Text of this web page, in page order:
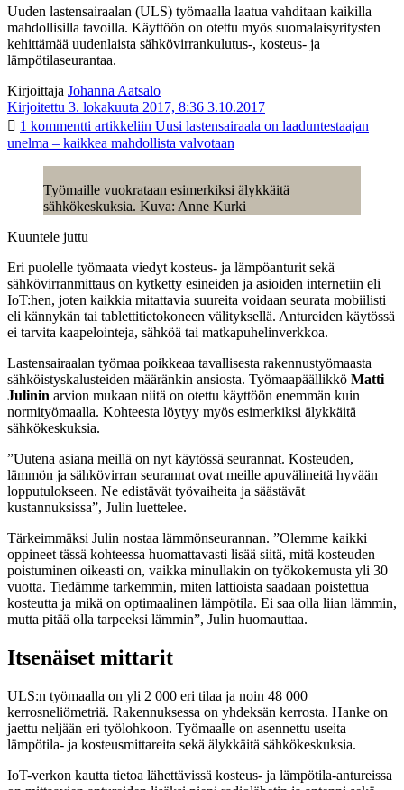
Uuden lastensairaalan (ULS) työmaalla laatua vahditaan kaikilla
mahdollisilla tavoilla. Käyttöön on otettu myös suomalaisyritysten
kehittämää uudenlaista sähkövirrankulutus-, kosteus- ja
lämpötilaseurantaa.
Kirjoittaja Johanna Aatsalo
Kirjoitettu 3. lokakuuta 2017, 8:36 3.10.2017
1 kommentti artikkeliin Uusi lastensairaala on laaduntestaajan
unelma – kaikkea mahdollista valvotaan
Työmaille vuokrataan esimerkiksi älykkäitä
sähkökeskuksia. Kuva: Anne Kurki
Kuuntele juttu
Eri puolelle työmaata viedyt kosteus- ja lämpöanturit sekä
sähkövirranmittaus on kytketty esineiden ja asioiden internetiin eli
IoT:hen, joten kaikkia mitattavia suureita voidaan seurata mobiilisti
eli kännykän tai tablettitietokoneen välityksellä. Antureiden käytössä
ei tarvita kaapelointeja, sähköä tai matkapuhelinverkkoa.
Lastensairaalan työmaa poikkeaa tavallisesta rakennustyömaasta
sähköistyskalusteiden määränkin ansiosta. Työmaapäällikkö Matti
Julinin arvion mukaan niitä on otettu käyttöön enemmän kuin
normityömaalla. Kohteesta löytyy myös esimerkiksi älykkäitä
sähkökeskuksia.
”Uutena asiana meillä on nyt käytössä seurannat. Kosteuden,
lämmön ja sähkövirran seurannat ovat meille apuvälineitä hyvään
lopputulokseen. Ne edistävät työvaiheita ja säästävät
kustannuksissa”, Julin luettelee.
Tärkeimmäksi Julin nostaa lämmönseurannan. ”Olemme kaikki
oppineet tässä kohteessa huomattavasti lisää siitä, mitä kosteuden
poistuminen oikeasti on, vaikka minullakin on työkokemusta yli 30
vuotta. Tiedämme tarkemmin, miten lattioista saadaan poistettua
kosteutta ja mikä on optimaalinen lämpötila. Ei saa olla liian lämmin,
mutta pitää olla tarpeeksi lämmin”, Julin huomauttaa.
Itsenäiset mittarit
ULS:n työmaalla on yli 2 000 eri tilaa ja noin 48 000
kerrosneliömetriä. Rakennuksessa on yhdeksän kerrosta. Hanke on
jaettu neljään eri työlohkoon. Työmaalle on asennettu useita
lämpötila- ja kosteusmittareita sekä älykkäitä sähkökeskuksia.
IoT-verkon kautta tietoa lähettävissä kosteus- ja lämpötila-antureissa